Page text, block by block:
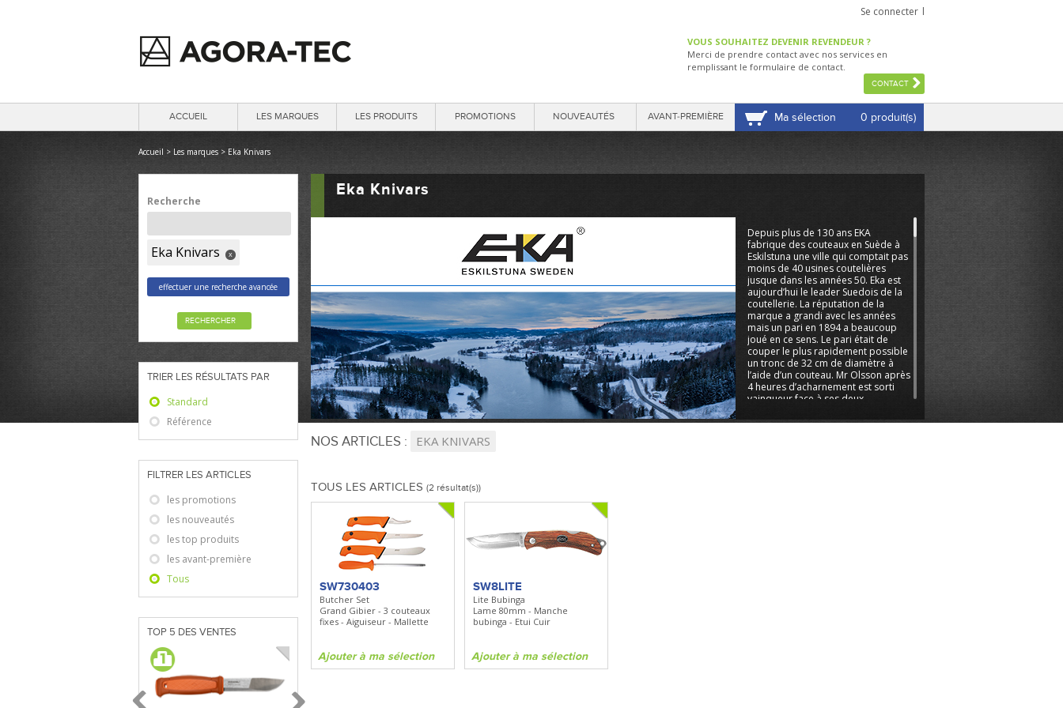
Se connecter
VOUS SOUHAITEZ DEVENIR REVENDEUR ?
Merci de prendre contact avec nos services en
remplissant le formulaire de contact.
CONTACT
ACCUEIL LES MARQUES LES PRODUITS PROMOTIONS NOUVEAUTÉS AVANT-PREMIÈRE Ma sélection 0 produit(s)
Eka Knivars
Depuis plus de 130 ans EKA
fabrique des couteaux en Suède à
Eskilstuna une ville qui comptait pas
moins de 40 usines coutelières
jusque dans les années 50. Eka est
aujourd’hui le leader Suedois de la
coutellerie. La réputation de la
marque a grandi avec les années
mais un pari en 1894 a beaucoup
joué en ce sens. Le pari était de
couper le plus rapidement possible
un tronc de 32 cm de diamètre à
l’aide d’un couteau. Mr Olsson après
4 heures d’acharnement est sorti
vainqueur face à ses deux
contribué à ce succès était un EKA.
Accueil > Les marques > Eka Knivars
Recherche
Eka Knivars x
effectuer une recherche avancée
RECHERCHER
TRIER LES RÉSULTATS PAR
Standard
Référence
FILTRER LES ARTICLES
les promotions
les nouveautés
les top produits
les avant-première
Tous
TOP 5 DES VENTES
NOS ARTICLES : EKA KNIVARS
TOUS LES ARTICLES (2 résultat(s))
SW730403
Butcher Set
Grand Gibier - 3 couteaux
fixes - Aiguiseur - Mallette
Ajouter à ma sélection
SW8LITE
Lite Bubinga
Lame 80mm - Manche
bubinga - Etui Cuir
Ajouter à ma sélection